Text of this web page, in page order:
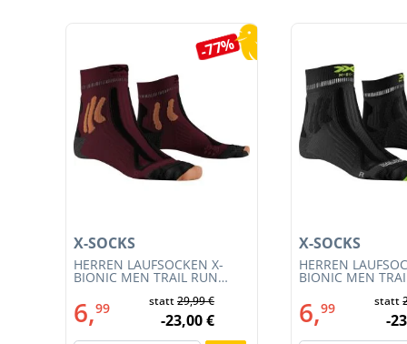
Produktgalerie überspringen
-77%
HERREN LAUFSOCKEN X-
BIONIC MEN TRAIL RUN
R019)
X-SOCKS
6,99 statt29,99 €
-23,00 €
HERREN
BIONIC MEN
011)
X-SOCKS
6,99 statt
-